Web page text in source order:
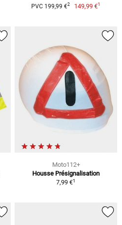
PVC 199,99 €2 149,99 €1
Moto112+
Housse Présignalisation
7,99 €1